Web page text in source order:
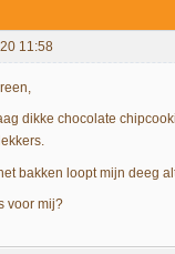
11:58
dikke chocolate
bakken loopt mijn deeg
voor mij?